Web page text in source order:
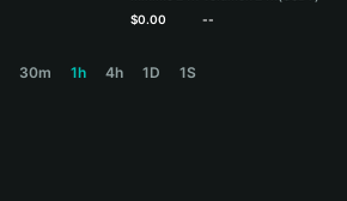
$0.00
--
30m 1h 4h 1D 1S